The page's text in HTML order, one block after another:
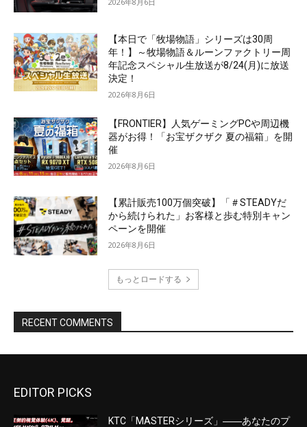
EDITOR PICKS
KTC「MASTERシリーズ」――あなたのプ